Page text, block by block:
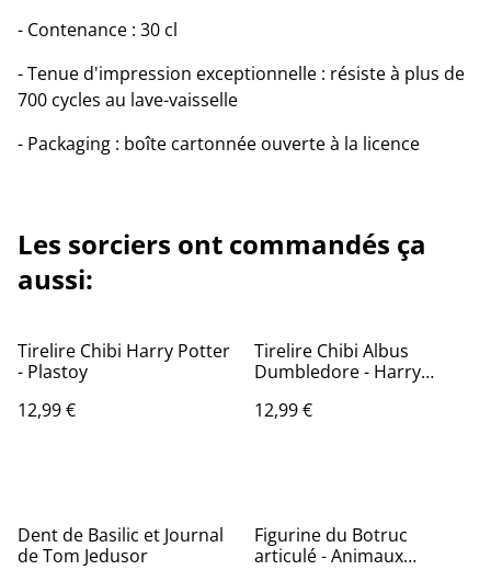
- Contenance : 30 cl
- Tenue d'impression exceptionnelle : résiste à plus de
700 cycles au lave-vaisselle
- Packaging : boîte cartonnée ouverte à la licence
Les sorciers ont commandés ça
aussi:
Tirelire Chibi Harry Potter
- Plastoy
12,99 €
Tirelire Chibi Albus
Dumbledore - Harry
12,99 €
Dent de Basilic et Journal
de Tom Jedusor
Figurine du Botruc
articulé - Animaux